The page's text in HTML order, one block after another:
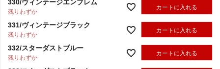
330/ヴィンテージエンブレム
残りわずか
カートに入れる
331/ヴィンテージブラック
残りわずか
カートに入れる
332/スターダストブルー
残りわずか
カートに入れる